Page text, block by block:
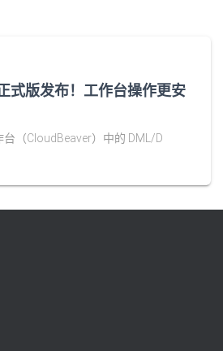
式版发布！工作台操作更安
台（CloudBeaver）中的 DML/D